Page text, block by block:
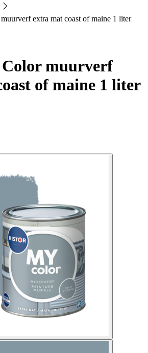
extra mat coast of maine 1 liter
muurverf
of maine 1 liter